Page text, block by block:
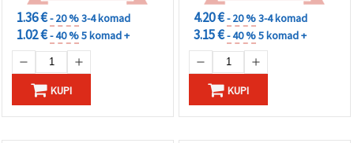
1.36 €- 20 %3-4 komad
1.02 €- 40 %5 komad +
KUPI
4.20 €- 20 %3-4 komad
3.15 €- 40 %5 komad +
KUPI